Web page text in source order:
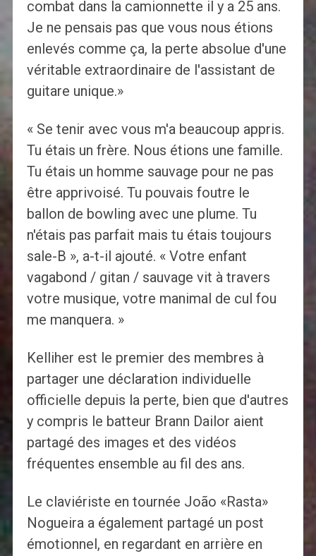
combat dans la camionnette il y a 25 ans.
Je ne pensais pas que vous nous étions
enlevés comme ça, la perte absolue d'une
véritable extraordinaire de l'assistant de
guitare unique.»
« Se tenir avec vous m'a beaucoup appris.
Tu étais un frère. Nous étions une famille.
Tu étais un homme sauvage pour ne pas
être apprivoisé. Tu pouvais foutre le
ballon de bowling avec une plume. Tu
n'étais pas parfait mais tu étais toujours
sale-B », a-t-il ajouté. « Votre enfant
vagabond / gitan / sauvage vit à travers
votre musique, votre manimal de cul fou
me manquera. »
Kelliher est le premier des membres à
partager une déclaration individuelle
officielle depuis la perte, bien que d'autres
y compris le batteur Brann Dailor aient
partagé des images et des vidéos
fréquentes ensemble au fil des ans.
Le claviériste en tournée João «Rasta»
Nogueira a également partagé un post
émotionnel, en regardant en arrière en